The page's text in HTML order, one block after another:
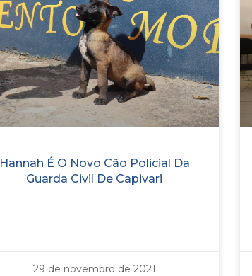
Hannah É O Novo Cão Policial Da
Guarda Civil De Capivari
29 de novembro de 2021